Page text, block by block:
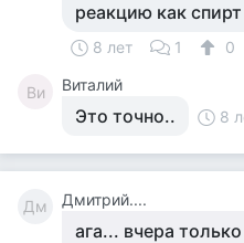
реакцию как спирт
8 лет 1 0
Ви Виталий
Это точно.. 8
Дм Дмитрий....
ага... вчера